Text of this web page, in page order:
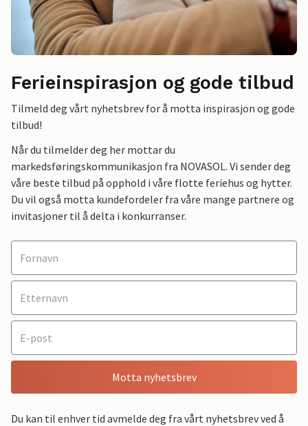
Ferieinspirasjon og gode tilbud
Tilmeld deg vårt nyhetsbrev for å motta inspirasjon og gode
tilbud!
Når du tilmelder deg her mottar du
markedsføringskommunikasjon fra NOVASOL. Vi sender deg
våre beste tilbud på opphold i våre flotte feriehus og hytter.
Du vil også motta kundefordeler fra våre mange partnere og
invitasjoner til å delta i konkurranser.
Motta nyhetsbrev
Du kan til enhver tid avmelde deg fra vårt nyhetsbrev ved å